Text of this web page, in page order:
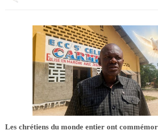
Les chrétiens du monde entier ont